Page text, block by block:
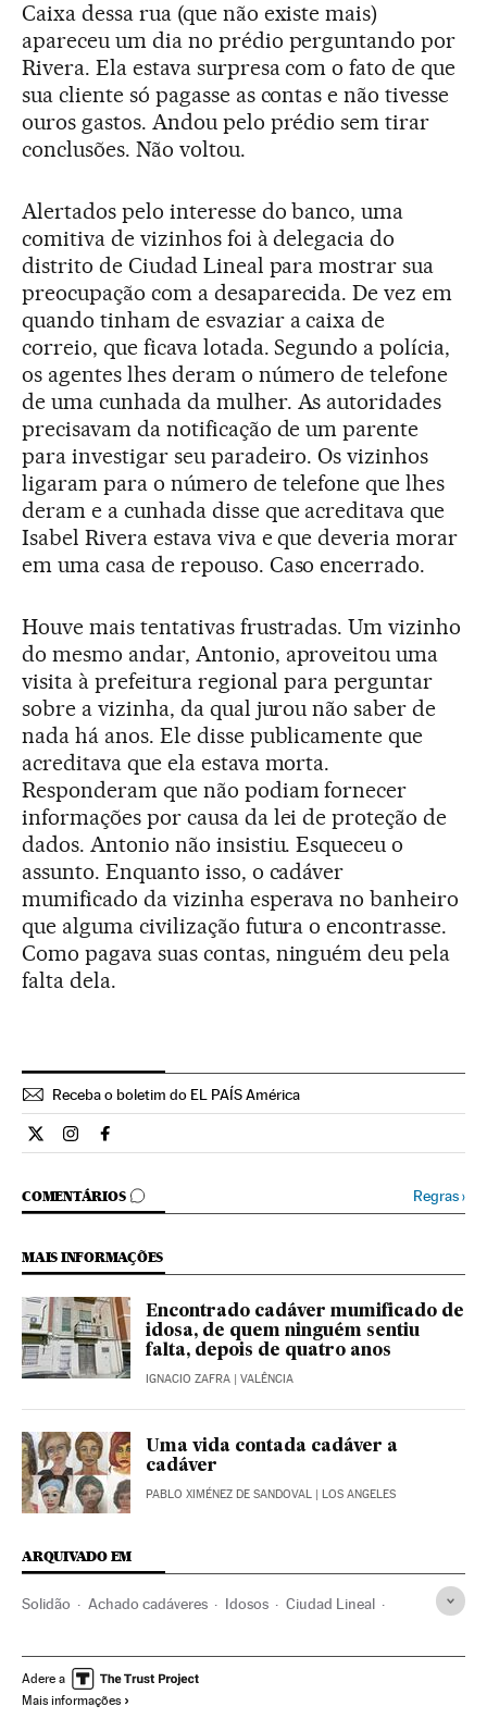
Caixa dessa rua (que não existe mais)
apareceu um dia no prédio perguntando por
Rivera. Ela estava surpresa com o fato de que
sua cliente só pagasse as contas e não tivesse
ouros gastos. Andou pelo prédio sem tirar
conclusões. Não voltou.
Alertados pelo interesse do banco, uma
comitiva de vizinhos foi à delegacia do
distrito de Ciudad Lineal para mostrar sua
preocupação com a desaparecida. De vez em
quando tinham de esvaziar a caixa de
correio, que ficava lotada. Segundo a polícia,
os agentes lhes deram o número de telefone
de uma cunhada da mulher. As autoridades
precisavam da notificação de um parente
para investigar seu paradeiro. Os vizinhos
ligaram para o número de telefone que lhes
deram e a cunhada disse que acreditava que
Isabel Rivera estava viva e que deveria morar
em uma casa de repouso. Caso encerrado.
Houve mais tentativas frustradas. Um vizinho
do mesmo andar, Antonio, aproveitou uma
visita à prefeitura regional para perguntar
sobre a vizinha, da qual jurou não saber de
nada há anos. Ele disse publicamente que
acreditava que ela estava morta.
Responderam que não podiam fornecer
informações por causa da lei de proteção de
dados. Antonio não insistiu. Esqueceu o
assunto. Enquanto isso, o cadáver
mumificado da vizinha esperava no banheiro
que alguma civilização futura o encontrasse.
Como pagava suas contas, ninguém deu pela
falta dela.
Receba o boletim do EL PAÍS América
Internacional El País Brasil en Twitter
Internacional El País Brasil en Instagram
Internacional El País Brasil en Facebook
COMENTÁRIOS
COMENTÁRIOS Regras›
MAIS INFORMAÇÕES
Encontrado cadáver mumificado de
idosa, de quem ninguém sentiu
falta, depois de quatro anos
IGNACIO ZAFRA | VALÊNCIA
Uma vida contada cadáver a
cadáver
PABLO XIMÉNEZ DE SANDOVAL | LOS ANGELES
ARQUIVADO EM
Solidão Achado cadáveres Idosos Ciudad Lineal
Prefeitura Madrid Distritos municipais
Adere a
Mais informações